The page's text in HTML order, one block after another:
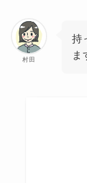
村田
持
ま